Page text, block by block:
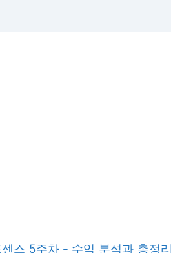
스 5주차 - 수익 분석과 총정리